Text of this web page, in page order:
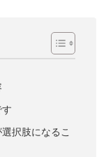
択肢になるこ